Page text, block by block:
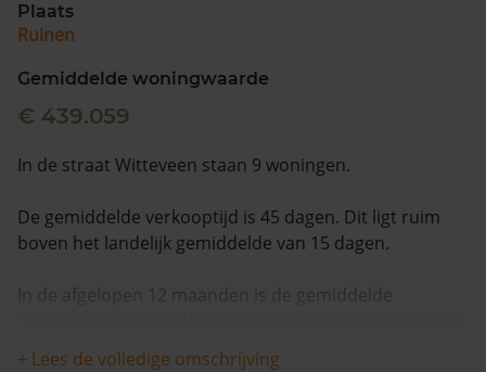
Plaats
Ruinen
Gemiddelde woningwaarde
€ 439.059
In de straat Witteveen staan 9 woningen.
De gemiddelde verkooptijd is 45 dagen. Dit ligt ruim
boven het landelijk gemiddelde van 15 dagen.
In de afgelopen 12 maanden is de gemiddelde
+ Lees de volledige omschrijving